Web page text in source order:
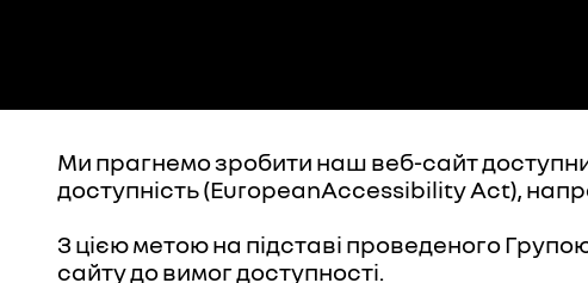
Ми прагнемо зробити наш веб-сайт
доступність (EuropeanAccessibility Act),
З цією метою на підставі проведеного
сайту до вимог доступності.